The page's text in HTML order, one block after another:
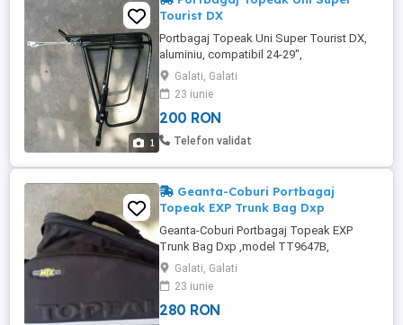
1
Tourist DX
Portbagaj Topeak Uni Super Tourist DX,
aluminiu, compatibil 24-29",
negru,greutate suportata 30 kg ,model
TA2151B.
Galati, Galati
23 iunie
200 RON
Telefon validat
Geanta-Coburi Portbagaj
Topeak EXP Trunk Bag Dxp
Geanta-Coburi Portbagaj Topeak EXP
Trunk Bag Dxp ,model TT9647B,
capacitate 22.6 L. Prezinta cateva
zgarieturi pe laterale. Toate fermoarele
sunt functionale.
Galati, Galati
23 iunie
280 RON